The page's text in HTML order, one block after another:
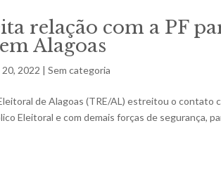
relação com a PF
Alagoas
2022 |Sem categoria
de Alagoas (TRE/AL) estreitou o contato
Eleitoral e com demais forças de segurança,